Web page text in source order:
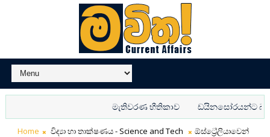
මැතිවරණ භීතිකාව ඩයිනසෝරයන්ට බයේ
Home විද්‍යා හා තාක්ෂණය - Science and Tech
ඕස්ට්‍රේලියාවෙන්